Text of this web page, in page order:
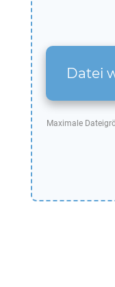
Datei
Maximale